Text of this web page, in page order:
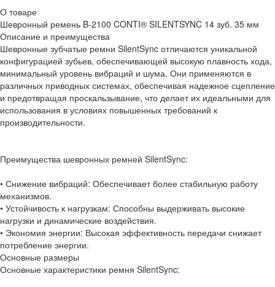
О товаре
Шевронный ремень B-2100 CONTI® SILENTSYNC 14 зуб. 35 мм
Описание и преимущества
Шевронные зубчатые ремни SilentSync отличаются уникальной
конфигурацией зубьев, обеспечивающей высокую плавность хода,
минимальный уровень вибраций и шума. Они применяются в
различных приводных системах, обеспечивая надежное сцепление
и предотвращая проскальзывание, что делает их идеальными для
использования в условиях повышенных требований к
производительности.
Преимущества шевронных ремней SilentSync:
• Снижение вибраций: Обеспечивает более стабильную работу
механизмов.
• Устойчивость к нагрузкам: Способны выдерживать высокие
нагрузки и динамические воздействия.
• Экономия энергии: Высокая эффективность передачи снижает
потребление энергии.
Основные размеры
Основные характеристики ремня SilentSync: